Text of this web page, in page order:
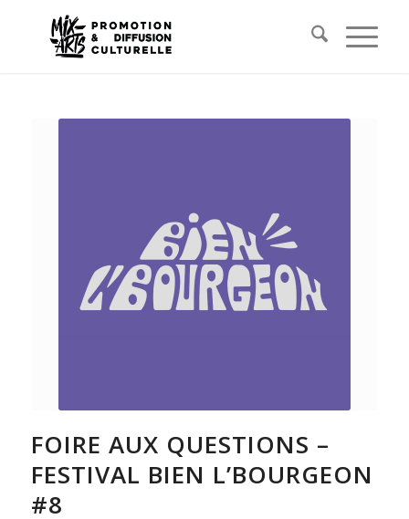
FOIRE AUX QUESTIONS –
FESTIVAL BIEN L’BOURGEON
#8